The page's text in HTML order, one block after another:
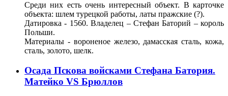
Среди них есть очень интересный объект. В карточке
объекта: шлем турецкой работы, латы пражские (?).
Датировка - 1560. Владелец – Стефан Баторий – король
Польши.
Материалы - вороненое железо, дамасская сталь, кожа,
сталь, золото, шелк.
Осада Пскова войсками Стефана Батория.
Матейко VS Брюллов